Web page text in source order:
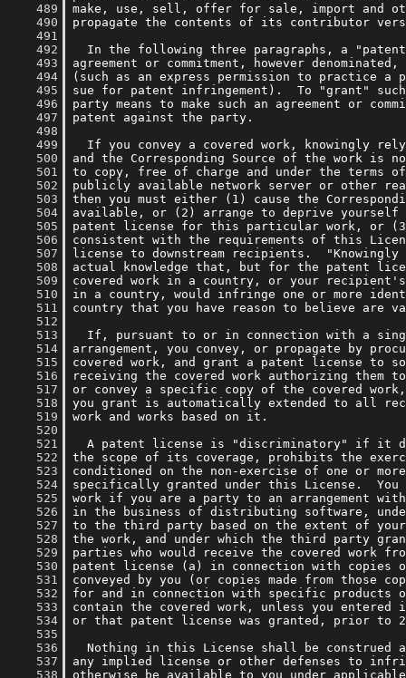
    489
    490
    491
    492
    493
    494
    495
    496
    497
    498
    499
    500
    501
    502
    503
    504
    505
    506
    507
    508
    509
    510
    511
    512
    513
    514
    515
    516
    517
    518
    519
    520
    521
    522
    523
    524
    525
    526
    527
    528
    529
    530
    531
    532
    533
    534
    535
    536
    537
    538